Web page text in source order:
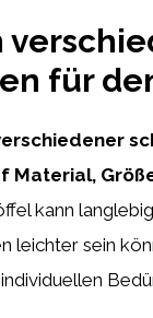
für
Material,
kann
leichter sein